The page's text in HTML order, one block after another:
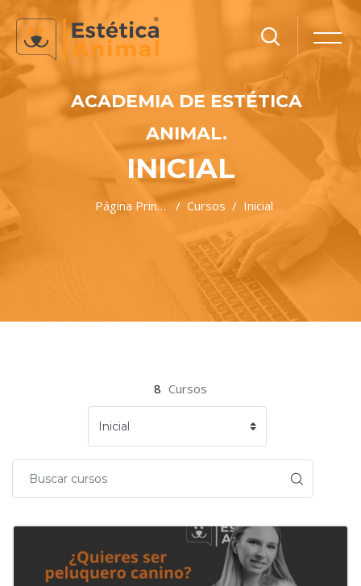
ACADEMIA DE ESTÉTICA
ANIMAL.
INICIAL
Página Principal Cursos Inicial
8 Cursos